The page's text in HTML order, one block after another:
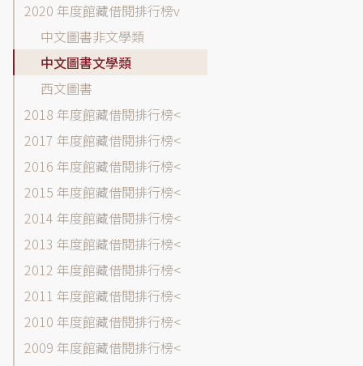
排
各
度
選
2020 年度館藏借閱排行榜
中文圖書非文學類
中文圖書文學類
西文圖書
2018 年度館藏借閱排行榜
2017 年度館藏借閱排行榜
2016 年度館藏借閱排行榜
2015 年度館藏借閱排行榜
2014 年度館藏借閱排行榜
2013 年度館藏借閱排行榜
2012 年度館藏借閱排行榜
2011 年度館藏借閱排行榜
2010 年度館藏借閱排行榜
2009 年度館藏借閱排行榜